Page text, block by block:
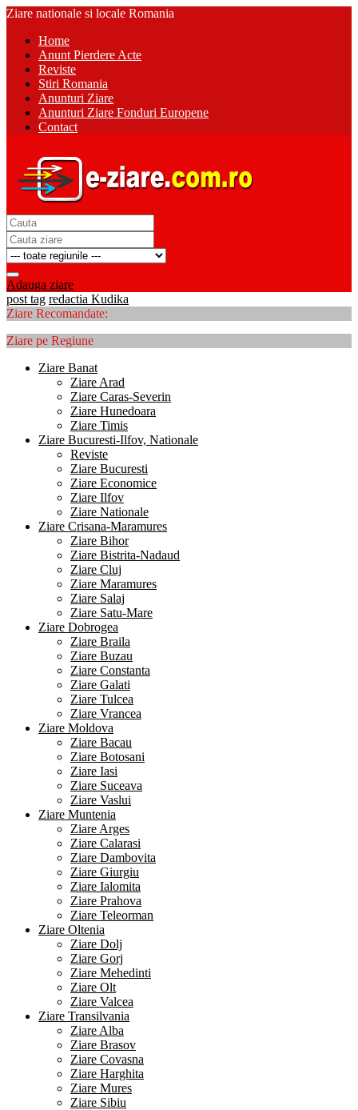
Ziare nationale si locale Romania
Home
Anunt Pierdere Acte
Reviste
Stiri Romania
Anunturi Ziare
Anunturi Ziare Fonduri Europene
Contact
Adauga ziare
post tag redactia Kudika
Ziare Recomandate:
Ziare pe Regiune
Ziare Banat
Ziare Arad
Ziare Caras-Severin
Ziare Hunedoara
Ziare Timis
Ziare Bucuresti-Ilfov, Nationale
Reviste
Ziare Bucuresti
Ziare Economice
Ziare Ilfov
Ziare Nationale
Ziare Crisana-Maramures
Ziare Bihor
Ziare Bistrita-Nadaud
Ziare Cluj
Ziare Maramures
Ziare Salaj
Ziare Satu-Mare
Ziare Dobrogea
Ziare Braila
Ziare Buzau
Ziare Constanta
Ziare Galati
Ziare Tulcea
Ziare Vrancea
Ziare Moldova
Ziare Bacau
Ziare Botosani
Ziare Iasi
Ziare Suceava
Ziare Vaslui
Ziare Muntenia
Ziare Arges
Ziare Calarasi
Ziare Dambovita
Ziare Giurgiu
Ziare Ialomita
Ziare Prahova
Ziare Teleorman
Ziare Oltenia
Ziare Dolj
Ziare Gorj
Ziare Mehedinti
Ziare Olt
Ziare Valcea
Ziare Transilvania
Ziare Alba
Ziare Brasov
Ziare Covasna
Ziare Harghita
Ziare Mures
Ziare Sibiu